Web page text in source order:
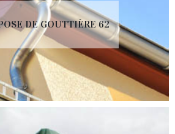
DE GOUTTIÈRE 62